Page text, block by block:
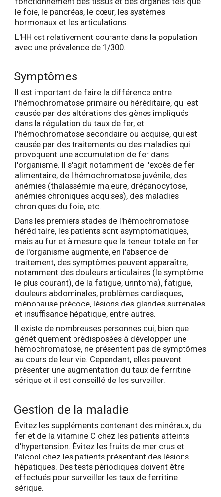
le foie, le pancréas, le cœur, les systèmes
hormonaux et les articulations.
L'HH est relativement courante dans la population
avec une prévalence de 1/300.
Symptômes
Il est important de faire la différence entre
l'hémochromatose primaire ou héréditaire, qui est
causée par des altérations des gènes impliqués
dans la régulation du taux de fer, et
l'hémochromatose secondaire ou acquise, qui est
causée par des traitements ou des maladies qui
provoquent une accumulation de fer dans
l'organisme. Il s'agit notamment de l'excès de fer
alimentaire, de l'hémochromatose juvénile, des
anémies (thalassémie majeure, drépanocytose,
anémies chroniques acquises), des maladies
chroniques du foie, etc.
Dans les premiers stades de l'hémochromatose
héréditaire, les patients sont asymptomatiques,
mais au fur et à mesure que la teneur totale en fer
de l'organisme augmente, en l'absence de
traitement, des symptômes peuvent apparaître,
notamment des douleurs articulaires (le symptôme
le plus courant), de la fatigue, unntoma), fatigue,
douleurs abdominales, problèmes cardiaques,
ménopause précoce, lésions des glandes surrénales
et insuffisance hépatique, entre autres.
Il existe de nombreuses personnes qui, bien que
génétiquement prédisposées à développer une
hémochromatose, ne présentent pas de symptômes
au cours de leur vie. Cependant, elles peuvent
présenter une augmentation du taux de ferritine
sérique et il est conseillé de les surveiller.
Gestion de la maladie
Évitez les suppléments contenant des minéraux, du
fer et de la vitamine C chez les patients atteints
d'hypertension. Évitez les fruits de mer crus et
l'alcool chez les patients présentant des lésions
hépatiques. Des tests périodiques doivent être
effectués pour surveiller les taux de ferritine
sérique.